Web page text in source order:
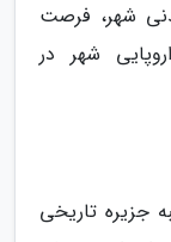
شهر، فرصت
شهر در
جزیره تاریخی